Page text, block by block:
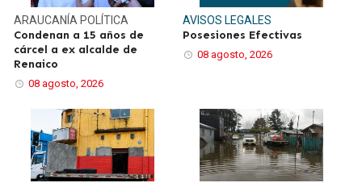
ARAUCANÍA POLÍTICA
Condenan a 15 años de
cárcel a ex alcalde de
Renaico
08 agosto, 2026
AVISOS LEGALES
Posesiones Efectivas
08 agosto, 2026